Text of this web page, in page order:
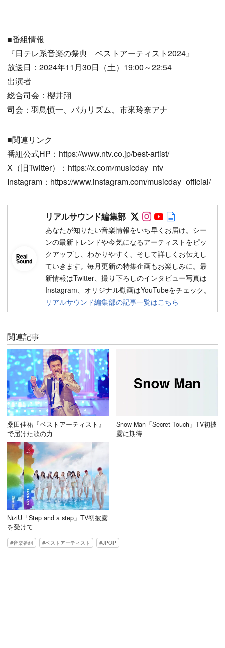
■番組情報
『日テレ系音楽の祭典 ベストアーティスト2024』
放送日：2024年11月30日（土）19:00～22:54
出演者
総合司会：櫻井翔
司会：羽鳥慎一、バカリズム、市來玲奈アナ
■関連リンク
番組公式HP：https://www.ntv.co.jp/best-artist/
X（旧Twitter）：https://x.com/musicday_ntv
Instagram：https://www.instagram.com/musicday_official/
リアルサウンド編集部 Follow on SNS
Follow on SNS
Follow on
あなたが知りたい音楽情報をいち早くお届け。シー
ンの最新トレンドや今気になるアーティストをピッ
クアップし、わかりやすく、そして詳しくお伝えし
ていきます。毎月更新の特集企画もお楽しみに。最
新情報はTwitter、撮り下ろしのインタビュー写真は
Instagram、オリジナル動画はYouTubeをチェック。
リアルサウンド編集部の記事一覧はこちら
関連記事
桑田佳祐『ベストアーティスト』
で届けた歌の力
Snow Man「Secret Touch」TV初披
露に期待
NiziU「Step and a step」TV初披露
を受けて
音楽番組 ベストアーティスト JPOP